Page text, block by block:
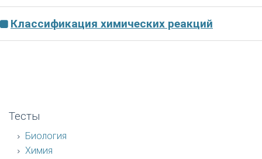
Классификация химических реакций
Тесты
Биология
Химия